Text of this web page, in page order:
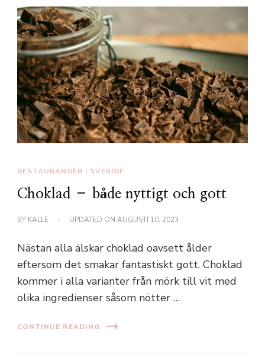
RESTAURANGER I SVERIGE
Choklad – både nyttigt och gott
BY KALLE UPDATED ON AUGUSTI 10, 2023
Nästan alla älskar choklad oavsett ålder
eftersom det smakar fantastiskt gott. Choklad
kommer i alla varianter från mörk till vit med
olika ingredienser såsom nötter …
CONTINUE READING